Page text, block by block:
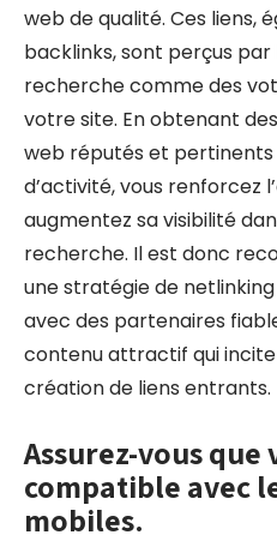
web de qualité. Ces liens,
backlinks, sont perçus
recherche comme des
votre site. En obtenant
web réputés et
d’activité, vous renforcez
augmentez sa visibilité
recherche. Il est donc
une stratégie de
avec des partenaires
contenu attractif qui
création de liens entrants.
Assurez-vous
compatible avec
mobiles.